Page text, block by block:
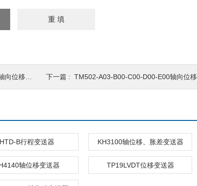
变送器 下一篇 : TM502-A03-B00-C00-D00-E00轴向位移变送器
HTD-B行程变送器 KH3100轴位移、胀差变送器
轴位移变送器 TP19LVDT位移变送器